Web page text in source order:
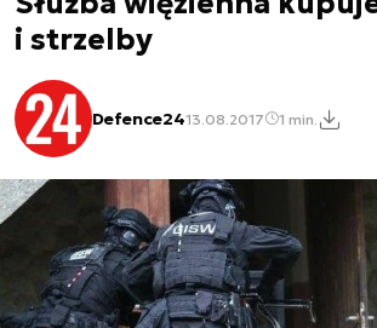
i strzelby
Defence2413.08.2017 1 min.